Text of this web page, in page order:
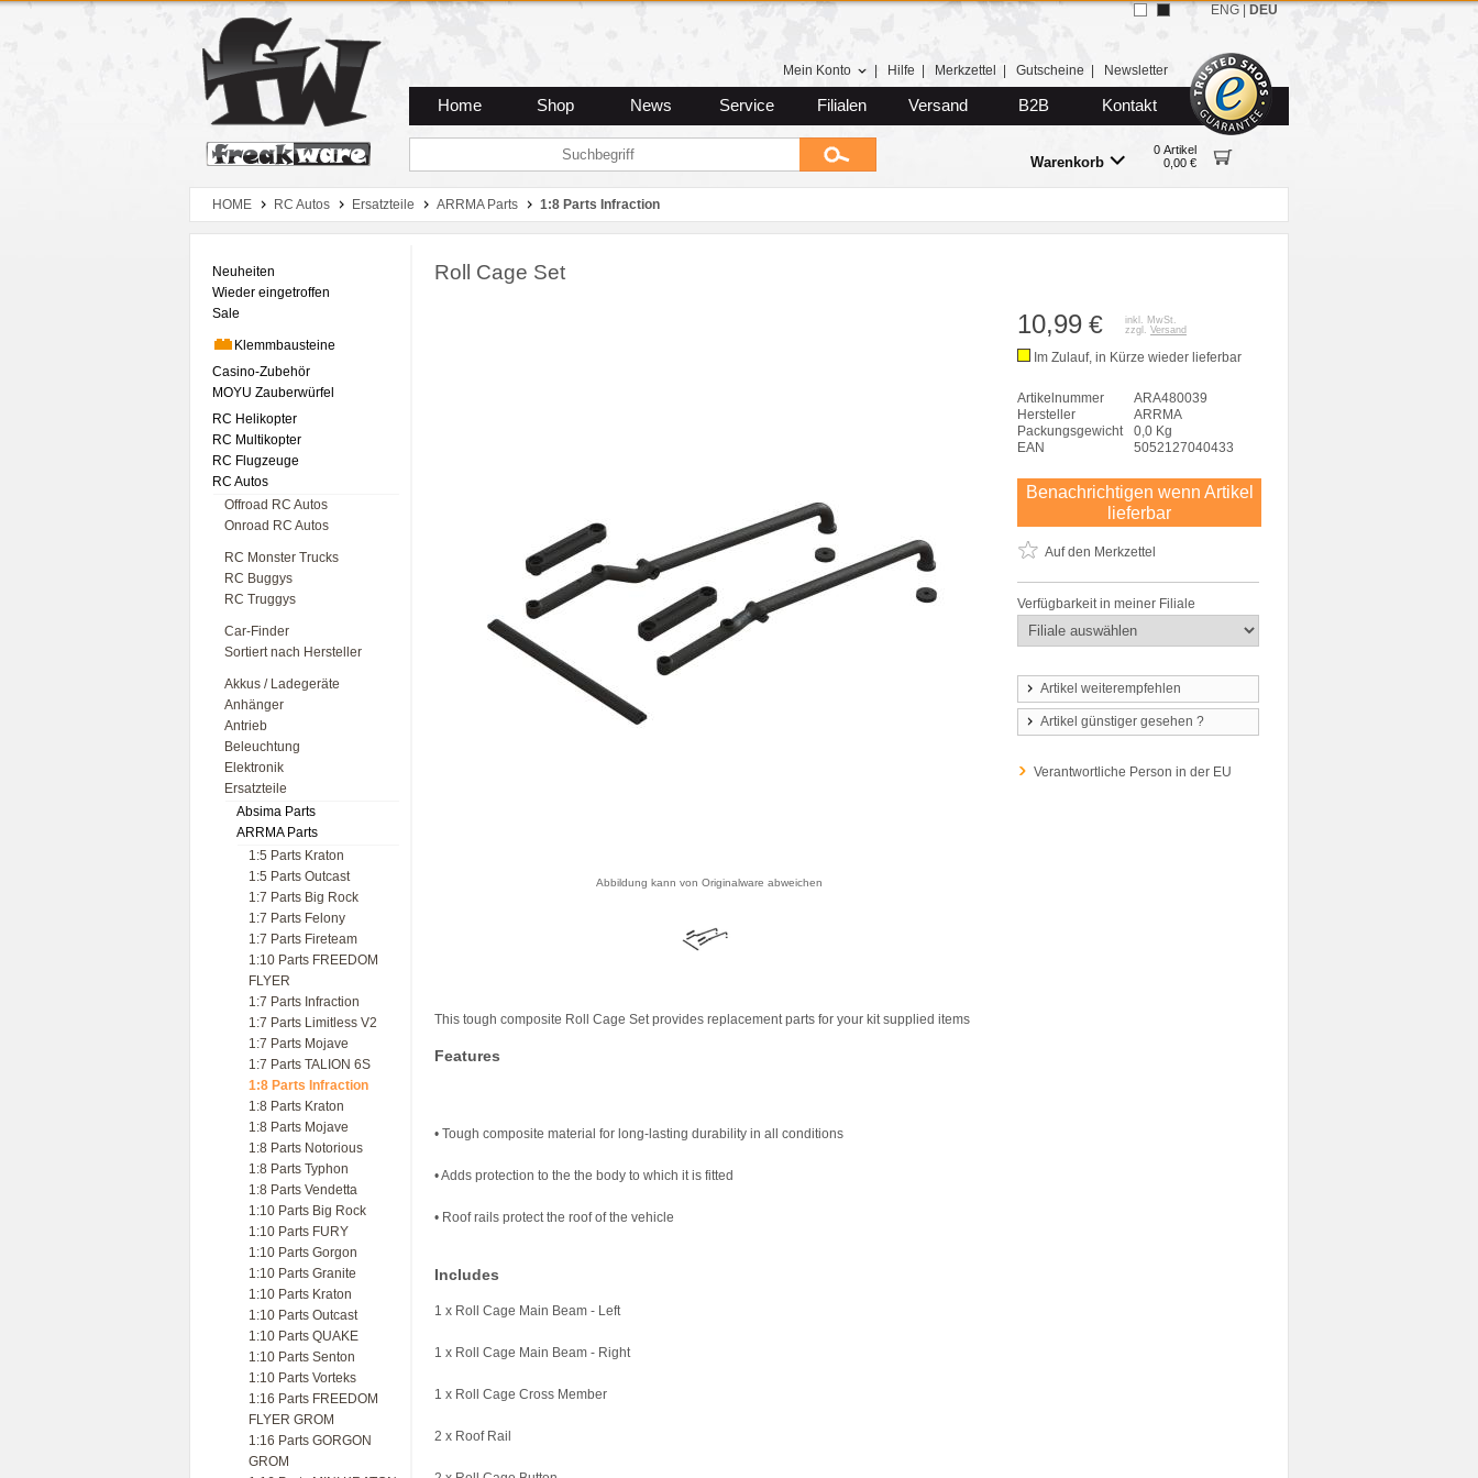
Zum Hauptmenue
Zum Seiteninhalt
Zum Warenkob
Mein Konto Hilfe Merkzettel Gutscheine Newsletter
Home Shop News Service Filialen Versand B2B Kontakt
Warenkorb
0 Artikel
0,00 €
ENG DEU
HOME RC Autos Ersatzteile ARRMA Parts 1:8 Parts Infraction
Neuheiten
Wieder eingetroffen
Sale
Klemmbausteine
Casino-Zubehör
MOYU Zauberwürfel
RC Helikopter
RC Multikopter
RC Flugzeuge
RC Autos
Offroad RC Autos
Onroad RC Autos
RC Monster Trucks
RC Buggys
RC Truggys
Car-Finder
Sortiert nach Hersteller
Akkus / Ladegeräte
Anhänger
Antrieb
Beleuchtung
Elektronik
Ersatzteile
Absima Parts
ARRMA Parts
1:5 Parts Kraton
1:5 Parts Outcast
1:7 Parts Big Rock
1:7 Parts Felony
1:7 Parts Fireteam
1:10 Parts FREEDOM
FLYER
1:7 Parts Infraction
1:7 Parts Limitless V2
1:7 Parts Mojave
1:7 Parts TALION 6S
1:8 Parts Infraction
1:8 Parts Kraton
1:8 Parts Mojave
1:8 Parts Notorious
1:8 Parts Typhon
1:8 Parts Vendetta
1:10 Parts Big Rock
1:10 Parts FURY
1:10 Parts Gorgon
1:10 Parts Granite
1:10 Parts Kraton
1:10 Parts Outcast
1:10 Parts QUAKE
1:10 Parts Senton
1:10 Parts Vorteks
1:16 Parts FREEDOM
FLYER GROM
1:16 Parts GORGON
GROM
Roll Cage Set
Abbildung kann von Originalware abweichen
This tough composite Roll Cage Set provides replacement parts for your kit supplied items
Features
• Tough composite material for long-lasting durability in all conditions
• Adds protection to the the body to which it is fitted
• Roof rails protect the roof of the vehicle
Includes
1 x Roll Cage Main Beam - Left
1 x Roll Cage Main Beam - Right
1 x Roll Cage Cross Member
2 x Roof Rail
10,99 €
inkl. MwSt.
zzgl. Versand
Im Zulauf, in Kürze wieder lieferbar
Artikelnummer
ARA480039
Hersteller
ARRMA
Packungsgewicht
0,0 Kg
EAN
5052127040433
Benachrichtigen wenn Artikel
lieferbar
Auf den Merkzettel
Verfügbarkeit in meiner Filiale
Artikel weiterempfehlen
Artikel günstiger gesehen ?
Verantwortliche Person in der EU